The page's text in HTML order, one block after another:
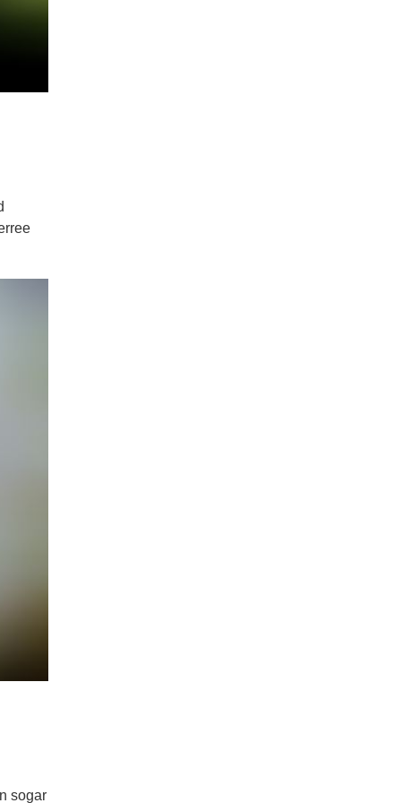
sogar